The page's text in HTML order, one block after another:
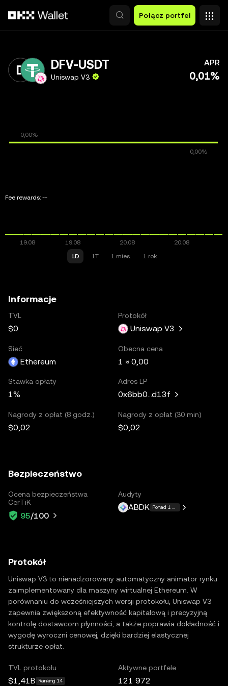
Połącz portfel
DFV-USDT
Uniswap V3
APR
0,01%
Fee rewards: --
1D 1T 1 mies. 1 rok
Informacje
TVL
$0
Protokół
Uniswap V3
Sieć
Ethereum
Obecna cena
1 ≈ 0,00
Stawka opłaty
1%
Adres LP
0x6bb0...d13f
Nagrody z opłat (8 godz.)
$0,02
Nagrody z opłat (30 min)
$0,02
Bezpieczeństwo
Ocena bezpieczeństwa
CerTiK
95/100
Audyty
ABDK Ponad 1 więcej
Protokół
Uniswap V3 to nienadzorowany automatyczny animator rynku
zaimplementowany dla maszyny wirtualnej Ethereum. W
porównaniu do wcześniejszych wersji protokołu, Uniswap V3
zapewnia zwiększoną efektywność kapitałową i precyzyjną
kontrolę dostawcom płynności, a także poprawia dokładność i
wygodę wyroczni cenowej, dzięki bardziej elastycznej
strukturze opłat.
TVL protokołu
$1,41B Ranking 14
Aktywne portfele
121 972